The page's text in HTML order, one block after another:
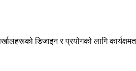
डिजाइन र प्रयोगको लागि